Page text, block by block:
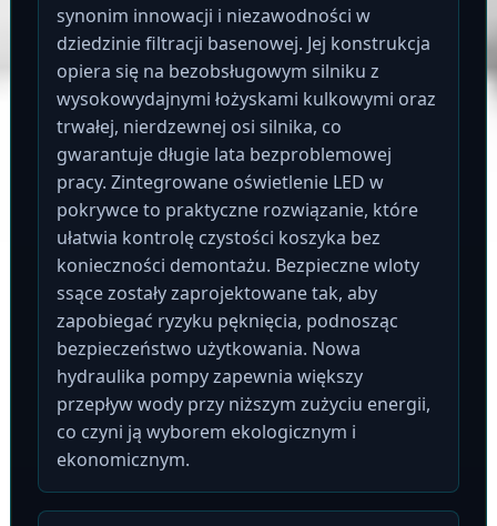
synonim innowacji i niezawodności w
dziedzinie filtracji basenowej. Jej konstrukcja
opiera się na bezobsługowym silniku z
wysokowydajnymi łożyskami kulkowymi oraz
trwałej, nierdzewnej osi silnika, co
gwarantuje długie lata bezproblemowej
pracy. Zintegrowane oświetlenie LED w
pokrywce to praktyczne rozwiązanie, które
ułatwia kontrolę czystości koszyka bez
konieczności demontażu. Bezpieczne wloty
ssące zostały zaprojektowane tak, aby
zapobiegać ryzyku pęknięcia, podnosząc
bezpieczeństwo użytkowania. Nowa
hydraulika pompy zapewnia większy
przepływ wody przy niższym zużyciu energii,
co czyni ją wyborem ekologicznym i
ekonomicznym.